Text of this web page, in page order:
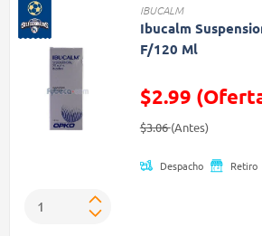
IBUCALM
Ibucalm
F/120 Ml
$2.99
Precio reducido de
$3.06(Antes)(Oferta)
Despacho Retiro